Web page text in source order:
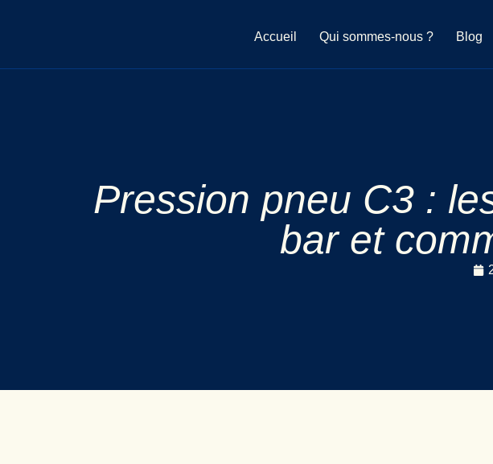
Accueil Qui sommes-nous ? Blog
Pression pneu C3 :
bar et